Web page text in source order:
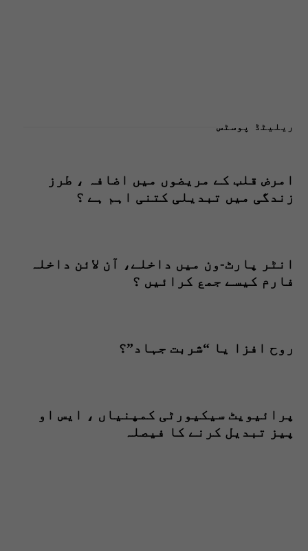
ریلیٹڈ پوسٹس
امرض قلب کے مریضوں میں اضافہ ، طرز
زندگی میں تبدیلی کتنی اہم ہے ؟
انٹر پارٹ-ون میں داخلے، آن لائن داخلہ
فارم کیسے جمع کرائیں ؟
روح افزا یا “شربت جہاد”؟
پرائیویٹ سیکیورٹی کمپنیاں ، ایس او
پیز تبدیل کرنے کا فیصلہ